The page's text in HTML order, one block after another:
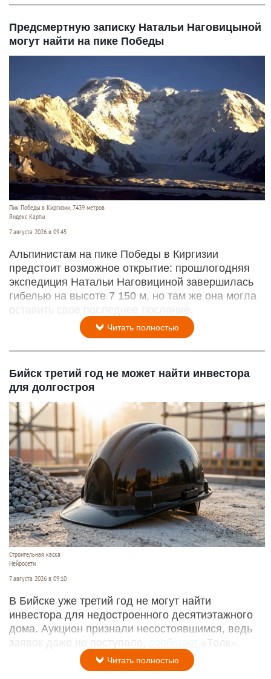
Предсмертную записку Натальи Наговицыной
могут найти на пике Победы
Пик Победы в Киргизии, 7439 метров
Яндекс Карты
7 августа 2026 в 09:45
Альпинистам на пике Победы в Киргизии
предстоит возможное открытие: прошлогодняя
экспедиция Натальи Наговициной завершилась
гибелью на высоте 7 150 м, но там же она могла
оставить свое последнее послание.
Читать полностью
Бийск третий год не может найти инвестора
для долгостроя
Строительная каска
Нейросети
7 августа 2026 в 09:10
В Бийске уже третий год не могут найти
инвестора для недостроенного десятиэтажного
дома. Аукцион признали несостоявшимся, ведь
заявок даже не поступало,
сообщает «Толк».
Читать полностью